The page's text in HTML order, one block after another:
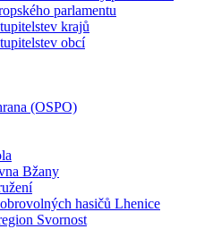
parlamentu
krajů
obcí
(OSPO)
Bžany
hasičů Lhenice
Svornost